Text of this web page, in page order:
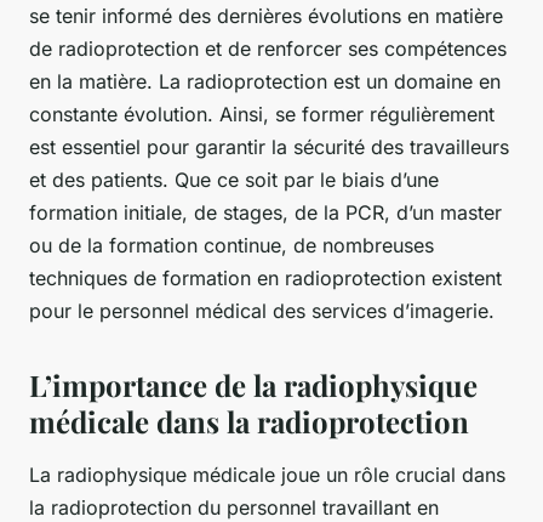
se tenir informé des dernières évolutions en matière
de radioprotection et de renforcer ses compétences
en la matière. La radioprotection est un domaine en
constante évolution. Ainsi, se former régulièrement
est essentiel pour garantir la sécurité des travailleurs
et des patients. Que ce soit par le biais d’une
formation initiale, de stages, de la PCR, d’un master
ou de la formation continue, de nombreuses
techniques de formation en radioprotection existent
pour le personnel médical des services d’imagerie.
L’importance de la radiophysique
médicale dans la radioprotection
La radiophysique médicale joue un rôle crucial dans
la radioprotection du personnel travaillant en